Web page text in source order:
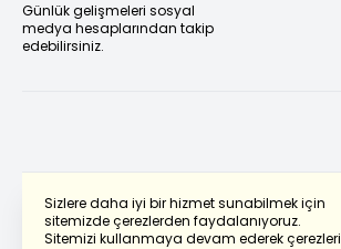
Sizlere daha iyi bir hizmet sunabilmek için
sitemizde çerezlerden faydalanıyoruz.
Sitemizi kullanmaya devam ederek çerezleri
Günlük gelişmeleri sosyal
medya hesaplarından takip
edebilirsiniz.